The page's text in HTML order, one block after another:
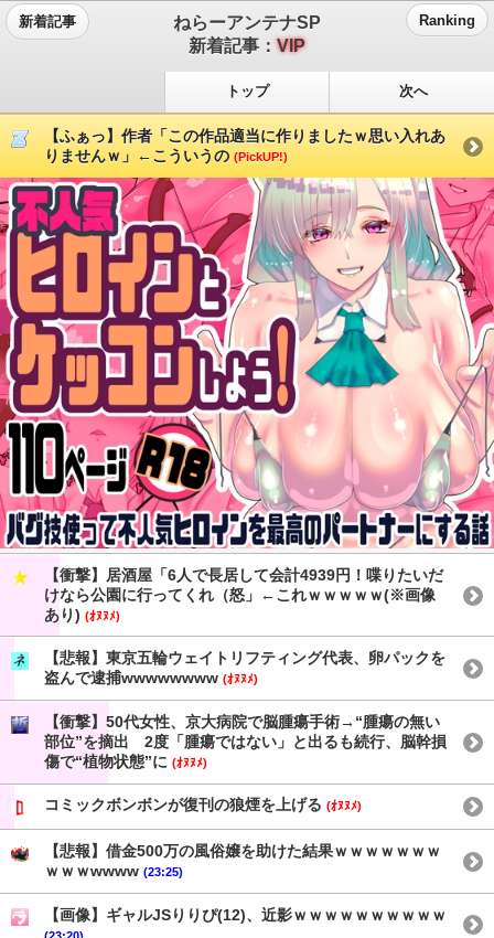
新着記事
ねらーアンテナSP
新着記事：VIP
Ranking
トップ 次へ
【ふぁっ】作者「この作品適当に作りましたｗ思い入れあ
りませんｗ」←こういうの (PickUP!)
【衝撃】居酒屋「6人で長居して会計4939円！喋りたいだ
けなら公園に行ってくれ（怒」←これｗｗｗｗｗ(※画像
あり) (ｵﾇﾇﾒ)
【悲報】東京五輪ウェイトリフティング代表、卵パックを
盗んで逮捕wwwwwwww (ｵﾇﾇﾒ)
【衝撃】50代女性、京大病院で脳腫瘍手術→“腫瘍の無い
部位”を摘出 2度「腫瘍ではない」と出るも続行、脳幹損
傷で“植物状態”に (ｵﾇﾇﾒ)
コミックボンボンが復刊の狼煙を上げる (ｵﾇﾇﾒ)
【悲報】借金500万の風俗嬢を助けた結果ｗｗｗｗｗｗｗ
ｗｗｗwwww (23:25)
【画像】ギャルJSりりぴ(12)、近影ｗｗｗｗｗｗｗｗｗｗ
(23:20)